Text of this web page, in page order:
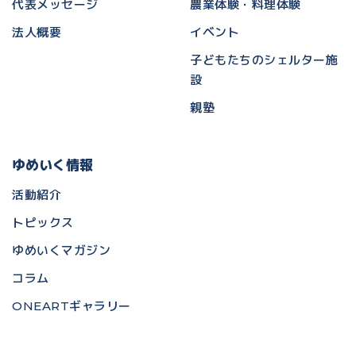
代表メッセージ
法人概要
農業体験・料理体験
イベント
子どもたちのシェルター施
設
親塾
ゆめいく情報
活動紹介
トピックス
ゆめいくマガジン
コラム
ONEARTギャラリー